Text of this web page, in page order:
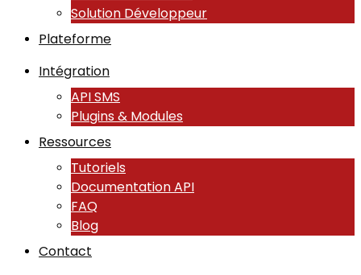
Solution Développeur
Plateforme
Intégration
API SMS
Plugins & Modules
Ressources
Tutoriels
Documentation API
FAQ
Blog
Contact